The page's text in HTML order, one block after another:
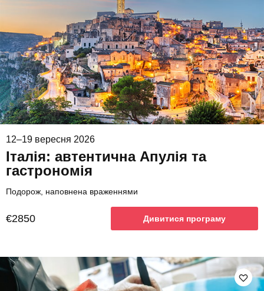
12–19 вересня 2026
Італія: автентична Апулія та
гастрономія
Подорож, наповнена враженнями
€2850 Дивитися програму